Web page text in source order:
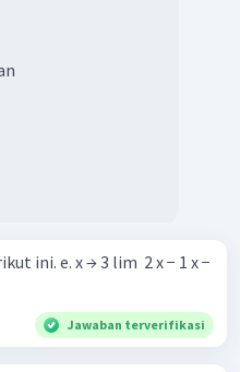
2 x − 1 x −
Jawaban terverifikasi